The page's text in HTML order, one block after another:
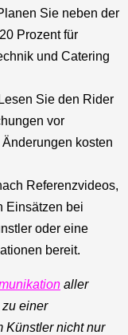
Sie neben der
Prozent für
und Catering
Sie den Rider
vor
kosten
Referenzvideos,
Einsätzen bei
oder eine
bereit.
aller
einer
Künstler nicht nur